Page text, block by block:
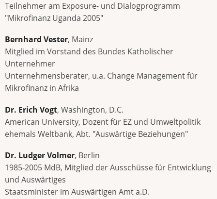
Teilnehmer am Exposure- und Dialogprogramm
"Mikrofinanz Uganda 2005"
Bernhard Vester, Mainz
Mitglied im Vorstand des Bundes Katholischer
Unternehmer
Unternehmensberater, u.a. Change Management für
Mikrofinanz in Afrika
Dr. Erich Vogt, Washington, D.C.
American University, Dozent für EZ und Umweltpolitik
ehemals Weltbank, Abt. "Auswärtige Beziehungen"
Dr. Ludger Volmer, Berlin
1985-2005 MdB, Mitglied der Ausschüsse für Entwicklung
und Auswärtiges
Staatsminister im Auswärtigen Amt a.D.